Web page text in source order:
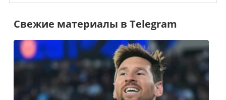
Свежие материалы в Telegram